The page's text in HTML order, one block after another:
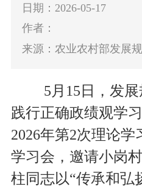
日期：2026-05-17
作者：
来源：农业农村部发展
5 月 15 日，发
践行正确政绩观学
2026年第2次理论学
学习会，邀请小岗
柱同志以“传承和弘